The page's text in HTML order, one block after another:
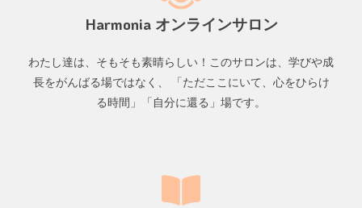
Harmonia オンラインサロン
わたし達は、そもそも素晴らしい！このサロンは、学びや成
長をがんばる場ではなく、 「ただここにいて、心をひらけ
る時間」「自分に還る」場です。